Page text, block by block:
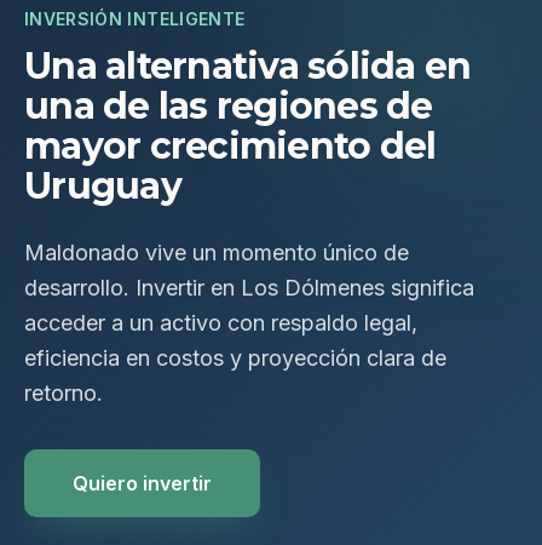
INVERSIÓN INTELIGENTE
Una alternativa sólida en
una de las regiones de
mayor crecimiento del
Uruguay
Maldonado vive un momento único de
desarrollo. Invertir en Los Dólmenes significa
acceder a un activo con respaldo legal,
eficiencia en costos y proyección clara de
retorno.
Quiero invertir